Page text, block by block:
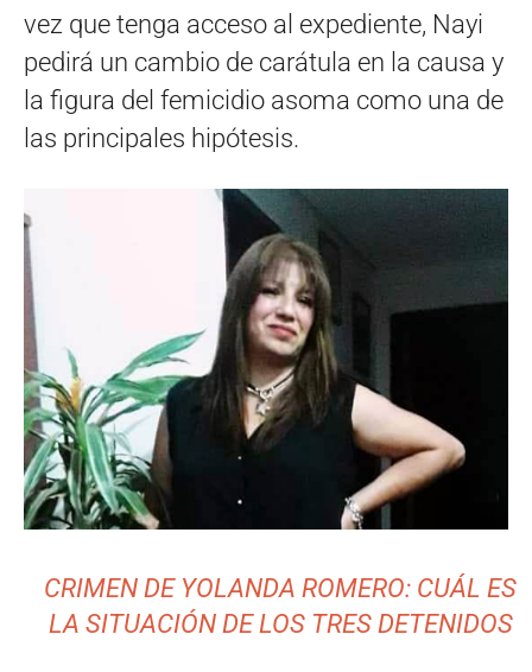
vez que tenga acceso al expediente, Nayi
pedirá un cambio de carátula en la causa y
la figura del femicidio asoma como una de
las principales hipótesis.
CRIMEN DE YOLANDA ROMERO: CUÁL ES
LA SITUACIÓN DE LOS TRES DETENIDOS